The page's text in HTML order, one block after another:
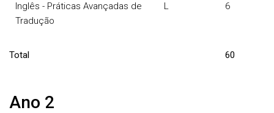
Inglês - Práticas Avançadas de
Tradução
L 6
Total 60
Ano 2